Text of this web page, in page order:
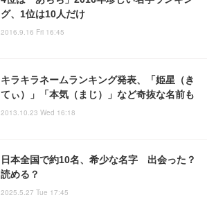
グ、1位は10人だけ
2016.9.16 Fri 16:45
キラキラネームランキング発表、「姫星（き
てぃ）」「本気（まじ）」など奇抜な名前も
2013.10.23 Wed 16:18
日本全国で約10名、希少な名字 出会った？
読める？
2025.5.27 Tue 17:45